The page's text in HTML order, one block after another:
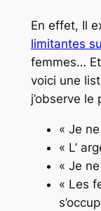
En effet, Il
limitantes
femmes…
voici une
j’observe
« Je
« L’
« Je
« Les